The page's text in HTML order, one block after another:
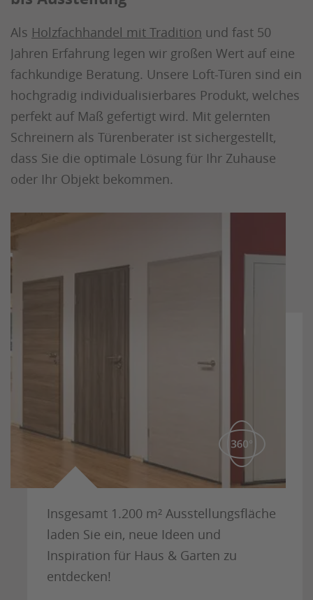
Als Holzfachhandel mit Tradition und fast 50
Jahren Erfahrung legen wir großen Wert auf eine
fachkundige Beratung. Unsere Loft-Türen sind ein
hochgradig individualisierbares Produkt, welches
perfekt auf Maß gefertigt wird. Mit gelernten
Schreinern als Türenberater ist sichergestellt,
dass Sie die optimale Lösung für Ihr Zuhause
oder Ihr Objekt bekommen.
Insgesamt 1.200 m² Ausstellungsfläche
laden Sie ein, neue Ideen und
Inspiration für Haus & Garten zu
entdecken!